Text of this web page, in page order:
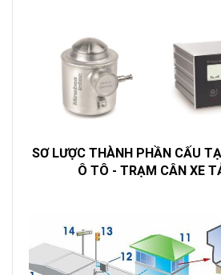
SƠ LƯỢC THÀNH PHẦN CẤU
Ô TÔ - TRẠM CÂN XE